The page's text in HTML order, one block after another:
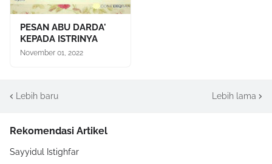
PESAN ABU DARDA'
KEPADA ISTRINYA
November 01, 2022
Lebih baru Lebih lama
Rekomendasi Artikel
Sayyidul Istighfar